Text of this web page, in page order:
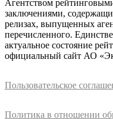
Агентством
заключениями,
релизах, выпущенных
перечисленного.
актуальное состояние
официальный сайт АО
Пользовательское
Политика в отношении